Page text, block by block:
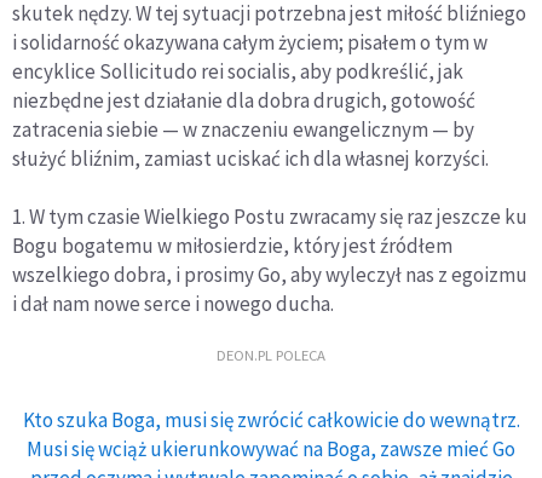
skutek nędzy. W tej sytuacji potrzebna jest miłość bliźniego
i solidarność okazywana całym życiem; pisałem o tym w
encyklice Sollicitudo rei socialis, aby podkreślić, jak
niezbędne jest działanie dla dobra drugich, gotowość
zatracenia siebie — w znaczeniu ewangelicznym — by
służyć bliźnim, zamiast uciskać ich dla własnej korzyści.
1. W tym czasie Wielkiego Postu zwracamy się raz jeszcze ku
Bogu bogatemu w miłosierdzie, który jest źródłem
wszelkiego dobra, i prosimy Go, aby wyleczył nas z egoizmu
i dał nam nowe serce i nowego ducha.
DEON.PL POLECA
Kto szuka Boga, musi się zwrócić całkowicie do wewnątrz.
Musi się wciąż ukierunkowywać na Boga, zawsze mieć Go